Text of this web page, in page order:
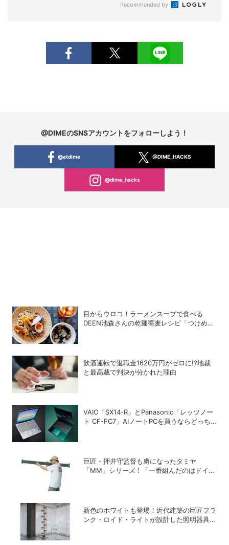
Recommended by
@DIMEのSNSアカウントをフォローしよう！
@atdime @DIME_HACKS
@dime_hacks
目からウロコ！ラーメンスープで食べる
DEEN池森さんの乾麺蕎麦レシピ「つけめん
飲酒運転で退職金1620万円がゼロに!?地裁
と最高裁で判決が分かれた理由
VAIO「SX14-R」とPanasonic「レッツノー
ト CF-FC7」AIノートPCを買うならどっち
巨匠・押井守監督も虜になったタミヤ
「MM」シリーズ！「一番組んだのはドイツ
新色のホワイトも登場！近代建築の巨匠フラ
ンク・ロイド・ライトが設計した照明器具の